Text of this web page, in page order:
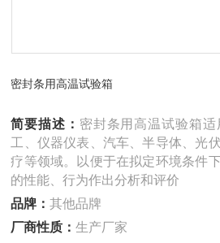
密封条用高温试验箱
简要描述： 密封条用高温试验箱
工、仪器仪表、汽车、半导体、光
疗等领域。以便于在拟定环境条件
的性能、行为作出分析和评价
品牌：其他品牌
厂商性质：生产厂家